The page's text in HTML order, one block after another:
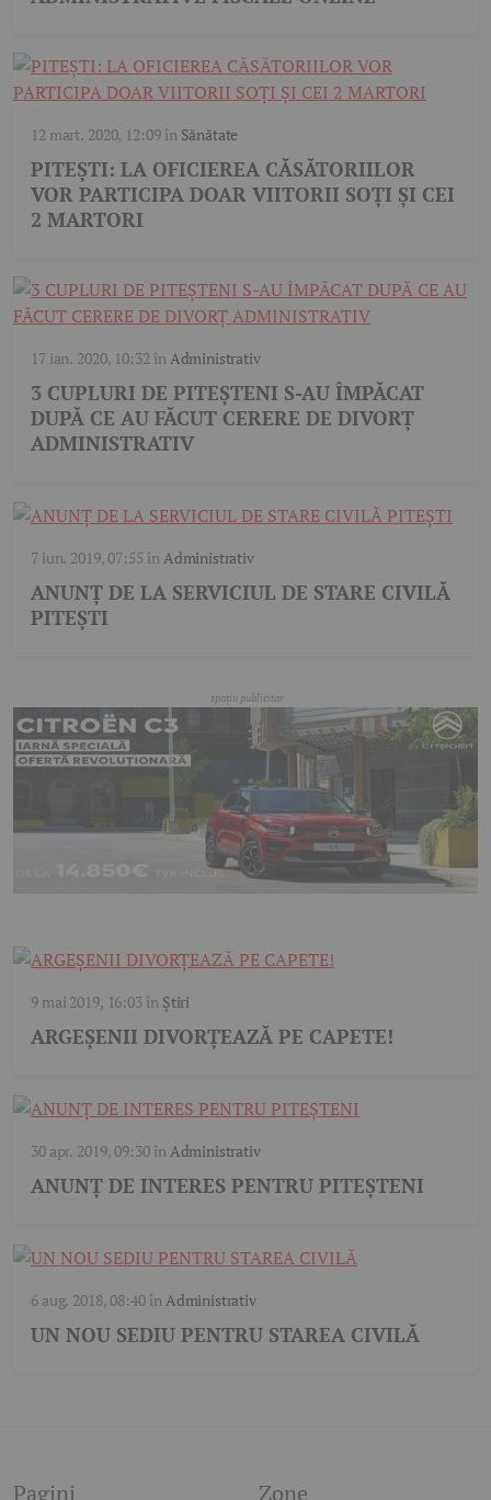
12 mart. 2020, 12:09în Sănătate
PITEȘTI: LA OFICIEREA CĂSĂTORIILOR
VOR PARTICIPA DOAR VIITORII SOȚI ȘI CEI
2 MARTORI
17 ian. 2020, 10:32 înAdministrativ
3 CUPLURI DE PITEȘTENI S-AU ÎMPĂCAT
DUPĂ CE AU FĂCUT CERERE DE DIVORȚ
ADMINISTRATIV
7 iun. 2019, 07:55 înAdministrativ
ANUNȚ DE LA SERVICIUL DE STARE CIVILĂ
PITEȘTI
9 mai 2019, 16:03în Știri
ARGEȘENII DIVORȚEAZĂ PE CAPETE!
30 apr. 2019, 09:30în Administrativ
ANUNȚ DE INTERES PENTRU PITEȘTENI
6 aug. 2018, 08:40în Administrativ
UN NOU SEDIU PENTRU STAREA CIVILĂ
Pagini Zone